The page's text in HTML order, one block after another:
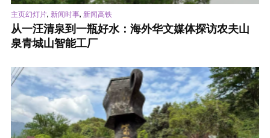
主页幻灯片, 新闻时事, 新闻高铁
从一汪清泉到一瓶好水：海外华文媒体探访农夫山
泉青城山智能工厂